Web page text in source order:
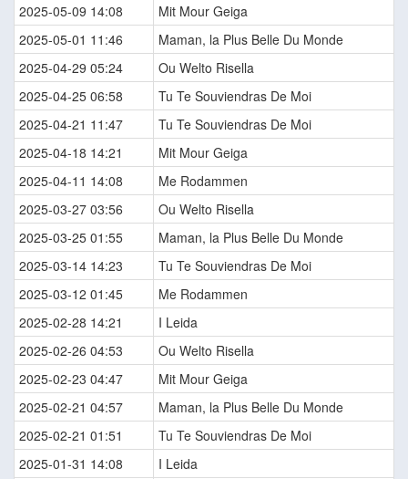
2025-05-09 14:08
Mit Mour Geiga
2025-05-01 11:46
Maman, la Plus Belle Du Monde
2025-04-29 05:24
Ou Welto Risella
2025-04-25 06:58
Tu Te Souviendras De Moi
2025-04-21 11:47
Tu Te Souviendras De Moi
2025-04-18 14:21
Mit Mour Geiga
2025-04-11 14:08
Me Rodammen
2025-03-27 03:56
Ou Welto Risella
2025-03-25 01:55
Maman, la Plus Belle Du Monde
2025-03-14 14:23
Tu Te Souviendras De Moi
2025-03-12 01:45
Me Rodammen
2025-02-28 14:21
I Leida
2025-02-26 04:53
Ou Welto Risella
2025-02-23 04:47
Mit Mour Geiga
2025-02-21 04:57
Maman, la Plus Belle Du Monde
2025-02-21 01:51
Tu Te Souviendras De Moi
2025-01-31 14:08
I Leida